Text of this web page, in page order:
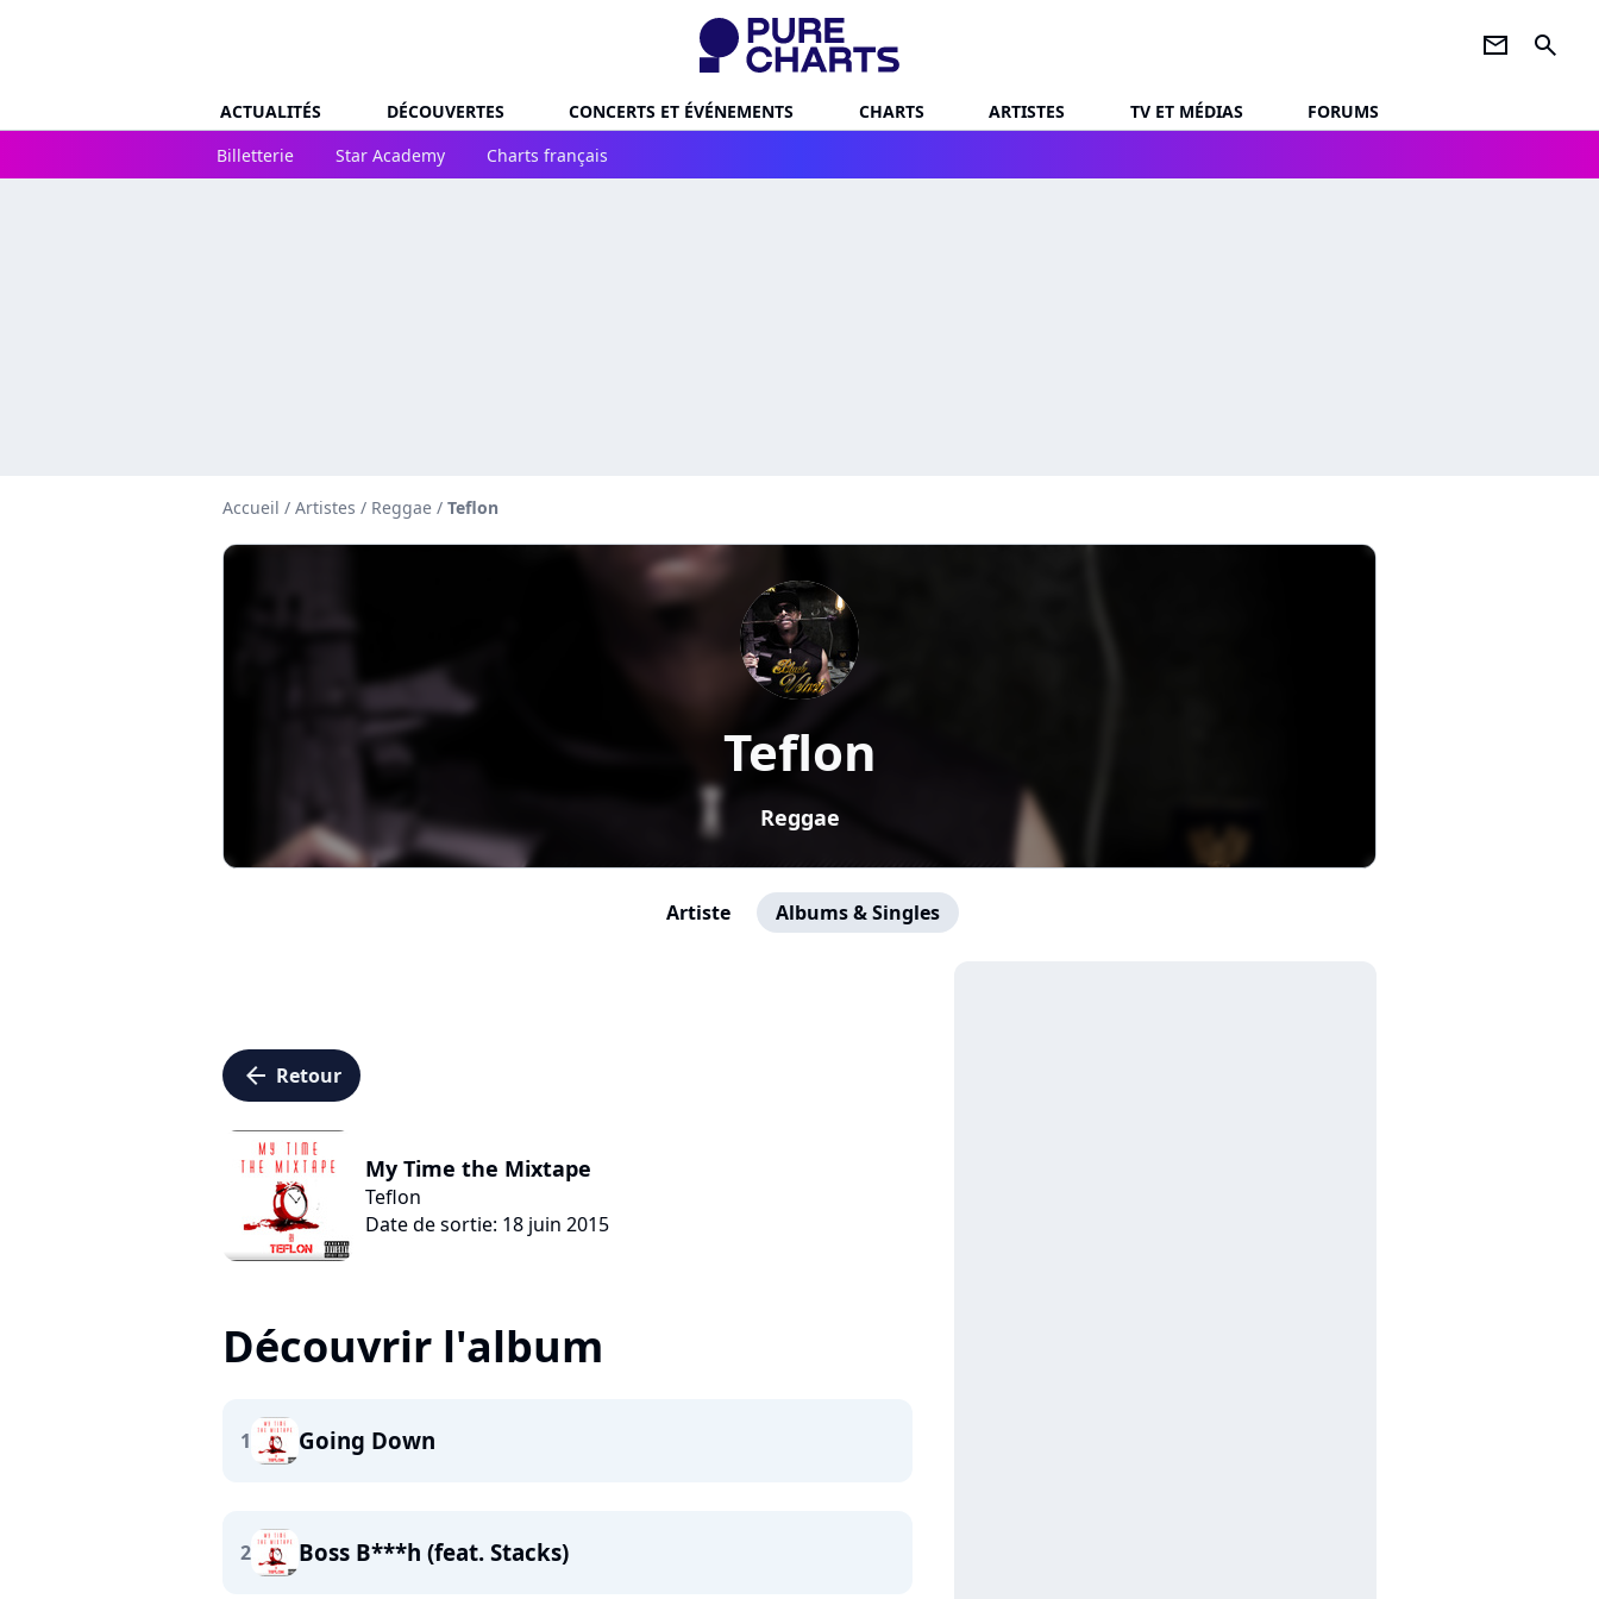
newsletter search
ACTUALITÉS DÉCOUVERTES CONCERTS ET ÉVÉNEMENTS CHARTS ARTISTES TV ET MÉDIAS
FORUMS
Billetterie
Star Academy Charts français
Accueil / Artistes / Reggae / Teflon
Teflon
Reggae
Artiste Albums & Singles
arrow_left Retour
My Time the Mixtape
Teflon
Date de sortie: 18 juin 2015
Découvrir l'album
1 Going Down
2 Boss B***h (feat. Stacks)